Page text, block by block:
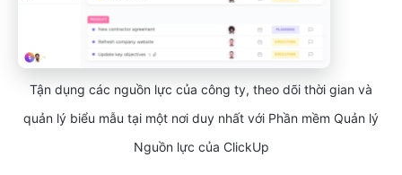
Tận dụng các nguồn lực của công ty, theo dõi thời gian và
quản lý biểu mẫu tại một nơi duy nhất với Phần mềm Quản lý
Nguồn lực của ClickUp